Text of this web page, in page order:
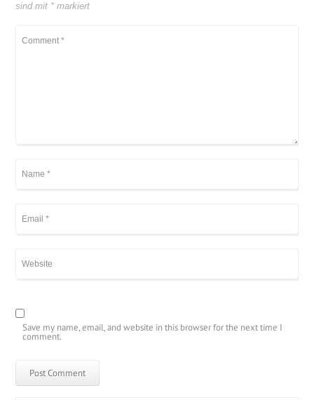
sind mit * markiert
Save my name, email, and website in this browser for the next time I
comment.